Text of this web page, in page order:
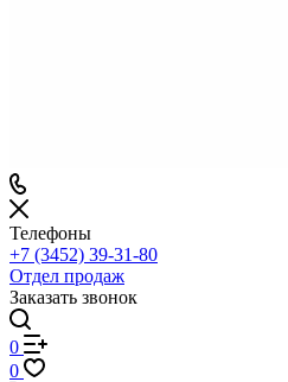
Телефоны
+7 (3452) 39-31-80
Отдел продаж
Заказать звонок
0
0